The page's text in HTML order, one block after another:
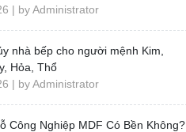
| by Administrator
nhà bếp cho người mệnh Kim,
Hỏa, Thổ
| by Administrator
Công Nghiệp MDF Có Bền Không?